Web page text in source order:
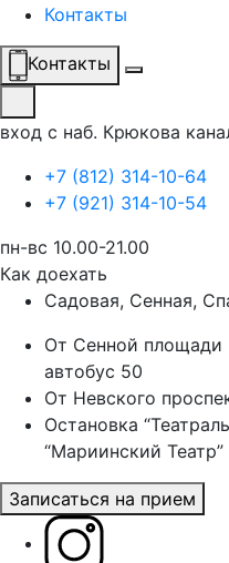
Контакты
Контакты
вход с наб. Крюкова
+7 (812) 314-10-64
+7 (921) 314-10-54
пн-вс 10.00-21.00
Как доехать
Садовая, Сенная,
От Сенной площади
автобус 50
От Невского
Остановка
“Мариинский Театр”
Записаться на прием